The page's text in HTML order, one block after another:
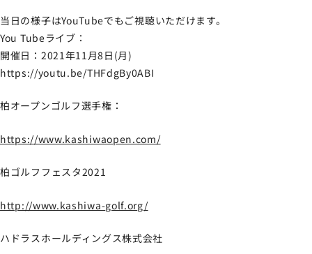
当日の様子はYouTubeでもご視聴いただけます。
You Tubeライブ：
開催日：2021年11月8日(月)
https://youtu.be/THFdgBy0ABI
柏オープンゴルフ選手権：
https://www.kashiwaopen.com/
柏ゴルフフェスタ2021
http://www.kashiwa-golf.org/
ハドラスホールディングス株式会社